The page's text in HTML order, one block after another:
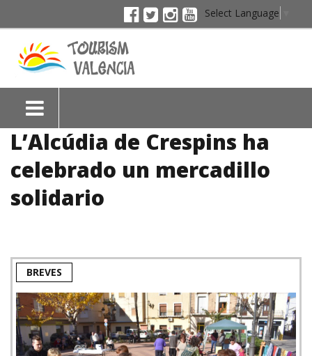
Select Language
L’Alcúdia de Crespins ha
celebrado un mercadillo
solidario
BREVES